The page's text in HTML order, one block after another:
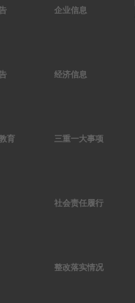
育
企业信息
经济信息
三重一大事项
社会责任履行
整改落实情况